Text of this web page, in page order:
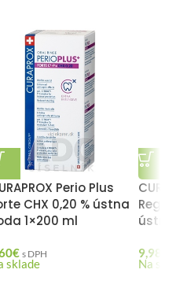
Perio Plus
CHX 0,20 % ústna
1×200 ml
€ s DPH
sklade
9,98
Na